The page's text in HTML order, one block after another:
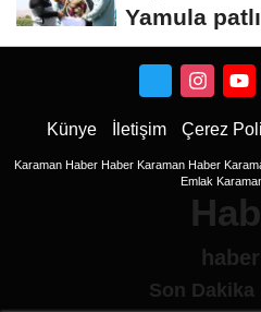
Yamula
başladı
Künye İletişim Çerez
Karaman Haber Haber Karaman Haber
Emlak
Son Dakika